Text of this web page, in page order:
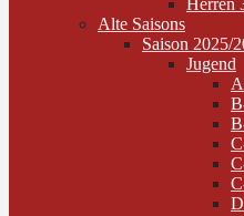
Herren
Alte Saisons
Saison 2025/
Jugend